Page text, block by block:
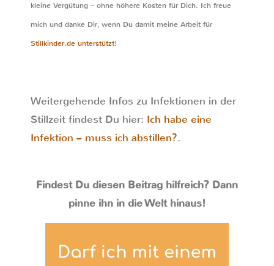
kleine Vergütung – ohne höhere Kosten für Dich. Ich freue
mich und danke Dir, wenn Du damit meine Arbeit für
Stillkinder.de unterstützt!
Weitergehende Infos zu Infektionen in der
Stillzeit findest Du hier: Ich habe eine
Infektion – muss ich abstillen?.
Findest Du diesen Beitrag hilfreich? Dann
pinne ihn in die Welt hinaus!